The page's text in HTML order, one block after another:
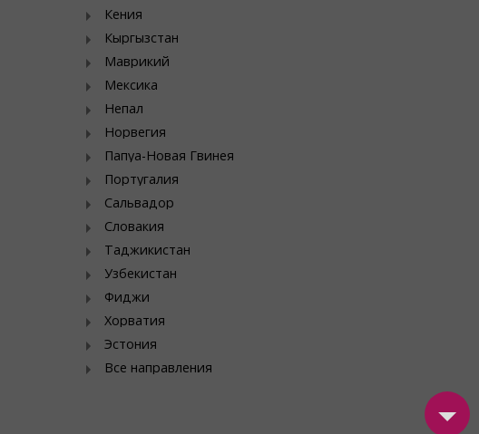
Кения
Кыргызстан
Маврикий
Мексика
Непал
Норвегия
Папуа-Новая Гвинея
Португалия
Сальвадор
Словакия
Таджикистан
Узбекистан
Фиджи
Хорватия
Эстония
Все направления